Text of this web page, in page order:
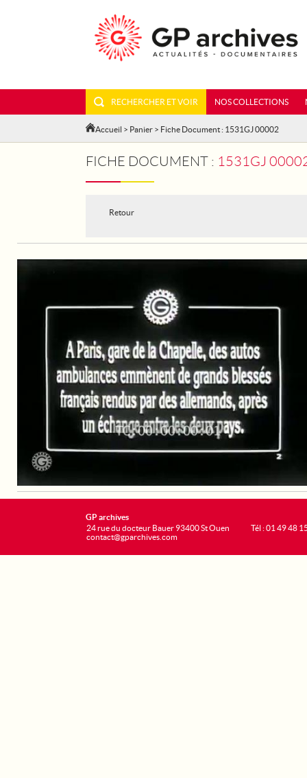
RECHERCHER ET VOIR NOS COLLECTIONS
Accueil > Panier > Fiche Document : 1531GJ 00002
FICHE DOCUMENT : 1531GJ 00002 - PARIS
Retour
GP archives
24 rue du docteur Bauer 93400 St Ouen
contact@gparchives.com
Tél : 01 49 48